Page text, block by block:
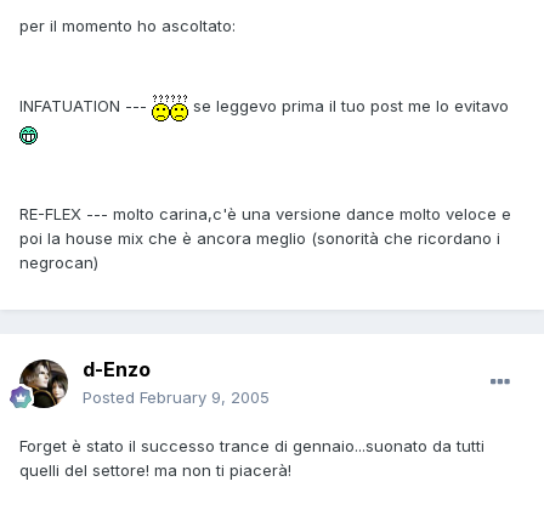
per il momento ho ascoltato:
INFATUATION --- se leggevo prima il tuo post me lo evitavo
RE-FLEX --- molto carina,c'è una versione dance molto veloce e
poi la house mix che è ancora meglio (sonorità che ricordano i
negrocan)
d-Enzo
Posted February 9, 2005
Forget è stato il successo trance di gennaio...suonato da tutti
quelli del settore! ma non ti piacerà!